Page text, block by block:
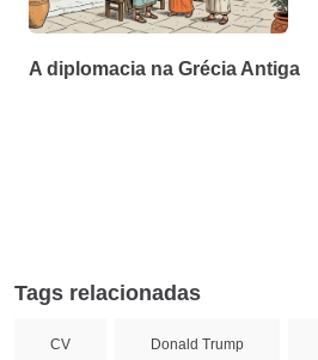
A diplomacia na Grécia Antiga
Tags relacionadas
CV Donald Trump